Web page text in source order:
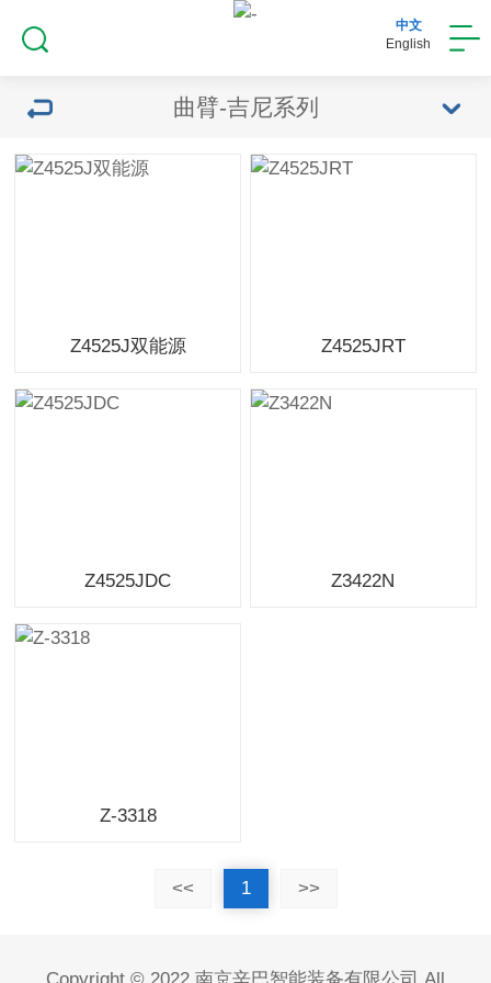
中文
English
曲臂-吉尼系列
Z4525J双能源 Z4525JRT
Z4525JDC Z3422N
Z-3318
<< 1 >>
Copyright © 2022 南京辛巴智能装备有限公司 All